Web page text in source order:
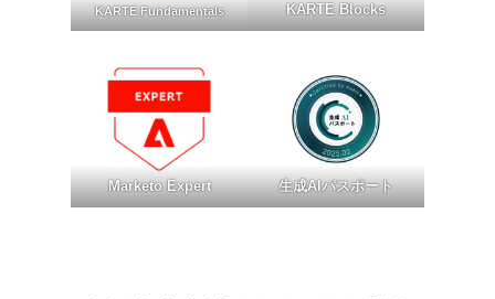
KARTE Fundamentals KARTE Blocks
Marketo Expert 生成AIパスポート